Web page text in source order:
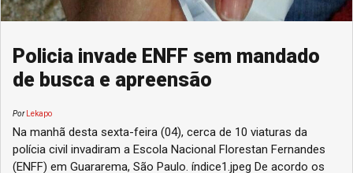
Policia invade ENFF sem mandado
de busca e apreensão
PorLekapo
Na manhã desta sexta-feira (04), cerca de 10 viaturas da
polícia civil invadiram a Escola Nacional Florestan Fernandes
(ENFF) em Guararema, São Paulo. índice1.jpeg De acordo os